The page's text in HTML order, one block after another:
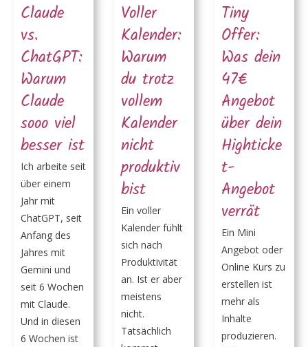
Claude
vs.
ChatGPT:
Warum
Claude
sooo viel
besser ist
Ich arbeite seit
über einem
Jahr mit
ChatGPT, seit
Anfang des
Jahres mit
Gemini und
seit 6 Wochen
mit Claude.
Und in diesen
6 Wochen ist
Voller
Kalender:
Warum
du trotz
vollem
Kalender
nicht
produktiv
bist
Ein voller
Kalender fühlt
sich nach
Produktivität
an. Ist er aber
meistens
nicht.
Tatsächlich
Tiny
Offer:
Was dein
47€
Angebot
über dein
Highticke
t-
Angebot
verrät
Ein Mini
Angebot oder
Online Kurs zu
erstellen ist
mehr als
Inhalte
produzieren.